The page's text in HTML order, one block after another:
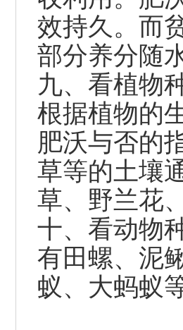
效持久。而
部分养分随
九、看植物
根据植物的
肥沃与否的
草等的土壤
草、野兰花
十、看动物
有田螺、泥
蚁、大蚂蚁